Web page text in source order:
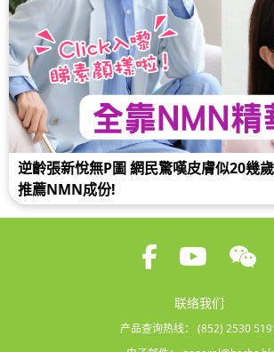
逆齡張新悅無P圖 網民驚嘆皮膚似20幾
推薦NMN成份!
联络我们
产品查询热线： (852) 2530